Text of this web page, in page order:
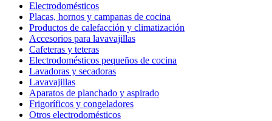
Electrodomésticos
Placas, hornos y campanas de cocina
Productos de calefacción y climatización
Accesorios para lavavajillas
Cafeteras y teteras
Electrodomésticos pequeños de cocina
Lavadoras y secadoras
Lavavajillas
Aparatos de planchado y aspirado
Frigoríficos y congeladores
Otros electrodomésticos